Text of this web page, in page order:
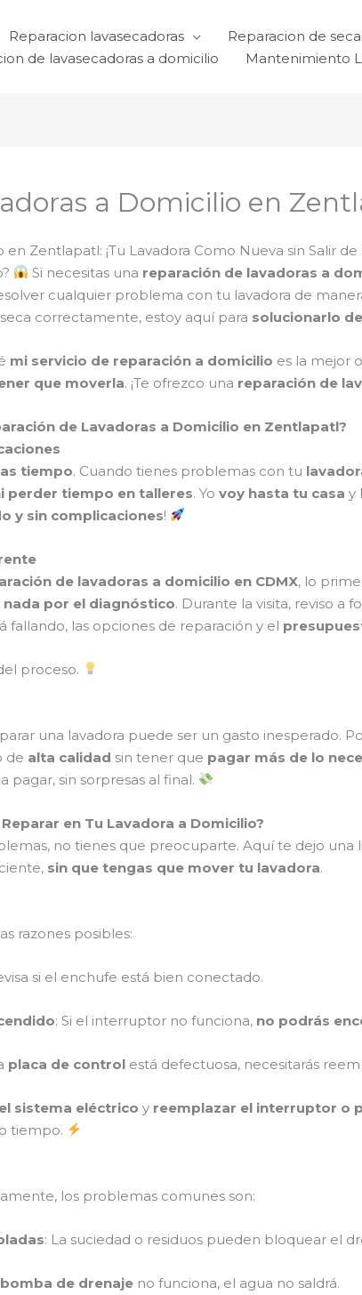
Reparacion lavasecadoras Reparacion de
de lavasecadoras a domicilio
Mantenimiento
a Domicilio en
Zentlapatl: ¡Tu Lavadora Como Nueva sin Salir de
Si necesitas una reparación de lavadoras a
cualquier problema con tu lavadora de
correctamente, estoy aquí para solucionarlo
mi servicio de reparación a domicilio es la mejor
que moverla. ¡Te ofrezco una reparación de
de Lavadoras a Domicilio en Zentlapatl?
tiempo. Cuando tienes problemas con tu
perder tiempo en talleres. Yo voy hasta tu casa y
y sin complicaciones!
de lavadoras a domicilio en CDMX, lo
por el diagnóstico. Durante la visita, reviso a
fallando, las opciones de reparación y el
proceso.
una lavadora puede ser un gasto inesperado.
de alta calidad sin tener que pagar más de lo
pagar, sin sorpresas al final.
en Tu Lavadora a Domicilio?
no tienes que preocuparte. Aquí te dejo una
sin que tengas que mover tu lavadora.
razones posibles:
si el enchufe está bien conectado.
: Si el interruptor no funciona, no podrás
placa de control está defectuosa, necesitarás
sistema eléctrico y reemplazar el interruptor o
tiempo.
los problemas comunes son:
: La suciedad o residuos pueden bloquear el
bomba de drenaje no funciona, el agua no saldrá.